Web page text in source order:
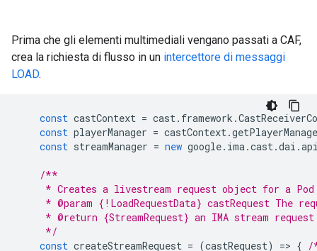
Prima che gli elementi multimediali vengano passati a CAF,
crea la richiesta di flusso in un intercettore di messaggi
LOAD.
const castContext = cast. framework .
const playerManager = castContext.
const streamManager = new google. ima.cast.dai .
/**
* Creates a livestream request object for a
* @param {!LoadRequestData} castRequest The
     * @return {StreamRequest} an IMA stream request
     */
const createStreamRequest = (castRequest) => { /